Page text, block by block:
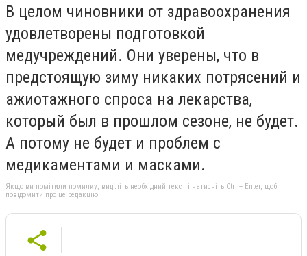
В целом чиновники от здравоохранения
удовлетворены подготовкой
медучреждений. Они уверены, что в
предстоящую зиму никаких потрясений и
ажиотажного спроса на лекарства,
который был в прошлом сезоне, не будет.
А потому не будет и проблем с
медикаментами и масками.
Якщо ви помітили помилку, виділіть необхідний текст і натисніть Ctrl + Enter, щоб
повідомити про це редакцію